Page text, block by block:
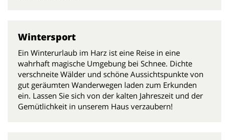
Wintersport
Ein Winterurlaub im Harz ist eine Reise in eine
wahrhaft magische Umgebung bei Schnee. Dichte
verschneite Wälder und schöne Aussichtspunkte von
gut geräumten Wanderwegen laden zum Erkunden
ein. Lassen Sie sich von der kalten Jahreszeit und der
Gemütlichkeit in unserem Haus verzaubern!